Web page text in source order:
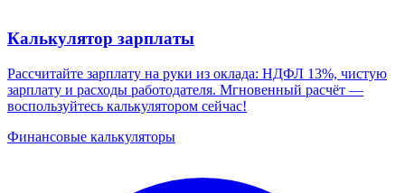
Калькулятор зарплаты
Рассчитайте зарплату на руки из оклада: НДФЛ 13%, чистую
зарплату и расходы работодателя. Мгновенный расчёт —
воспользуйтесь калькулятором сейчас!
Финансовые калькуляторы